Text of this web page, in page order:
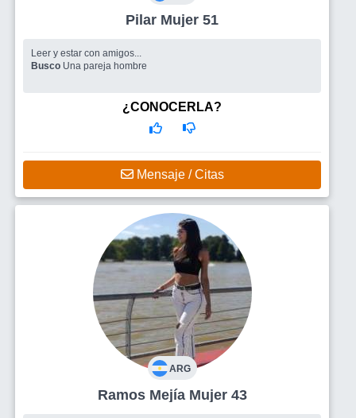
Pilar Mujer 51
Leer y estar con amigos...
Busco Una pareja hombre
¿CONOCERLA?
Mensaje / Citas
ARG
Ramos Mejía Mujer 43